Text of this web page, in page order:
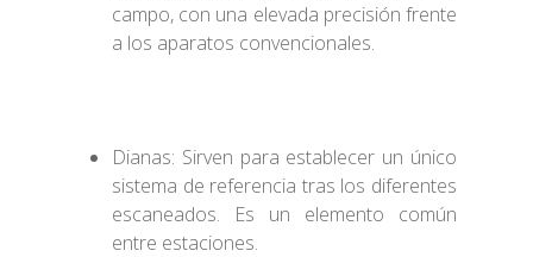
campo, con una elevada precisión frente
a los aparatos convencionales.
Dianas: Sirven para establecer un único
sistema de referencia tras los diferentes
escaneados. Es un elemento común
entre estaciones.